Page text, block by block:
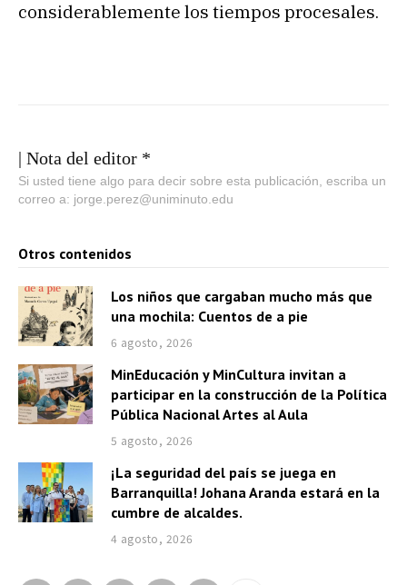
considerablemente los tiempos procesales.
| Nota del editor *
Si usted tiene algo para decir sobre esta publicación, escriba un
correo a: jorge.perez@uniminuto.edu
Otros contenidos
Los niños que cargaban mucho más que
una mochila: Cuentos de a pie
6 agosto, 2026
MinEducación y MinCultura invitan a
participar en la construcción de la Política
Pública Nacional Artes al Aula
5 agosto, 2026
¡La seguridad del país se juega en
Barranquilla! Johana Aranda estará en la
cumbre de alcaldes.
4 agosto, 2026